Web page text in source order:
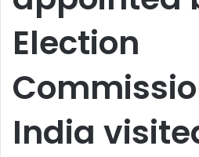
Election
India